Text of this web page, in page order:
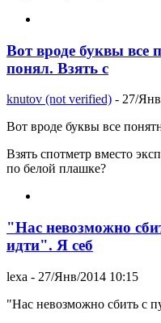
Вот вроде буквы все
понял. Взять с
knutov (not verified) - 27/
Вот вроде буквы все
Взять спотметр вместо
по белой плашке?
"Нас невозможно
идти". Я себ
lexa - 27/Янв/2014 10:15
"Нас невозможно сбить с